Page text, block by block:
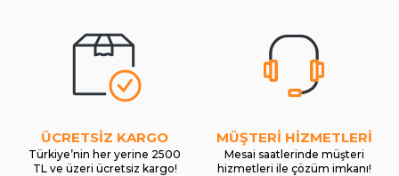
ÜCRETSİZ KARGO
Türkiye’nin her yerine 2500
TL ve üzeri ücretsiz kargo!
MÜŞTERİ HİZMETLERİ
Mesai saatlerinde müşteri
hizmetleri ile çözüm imkanı!